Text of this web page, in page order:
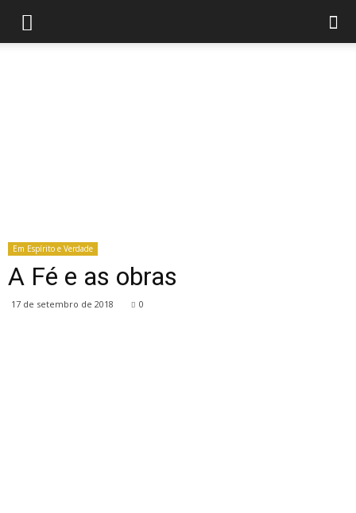
Em Espírito e Verdade
A Fé e as obras
17 de setembro de 2018 0